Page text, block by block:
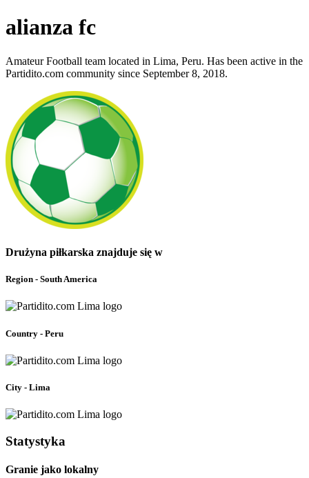
alianza fc
Amateur Football team located in Lima, Peru. Has been active in the
Partidito.com community since September 8, 2018.
Drużyna piłkarska znajduje się w
Region - South America
Country - Peru
City - Lima
Statystyka
Granie jako lokalny